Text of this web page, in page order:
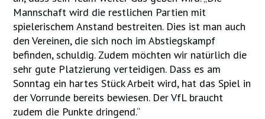
Mannschaft wird die restlichen Partien mit
spielerischem Anstand bestreiten. Dies ist man auch
den Vereinen, die sich noch im Abstiegskampf
befinden, schuldig. Zudem möchten wir natürlich die
sehr gute Platzierung verteidigen. Dass es am
Sonntag ein hartes Stück Arbeit wird, hat das Spiel in
der Vorrunde bereits bewiesen. Der VfL braucht
zudem die Punkte dringend.“